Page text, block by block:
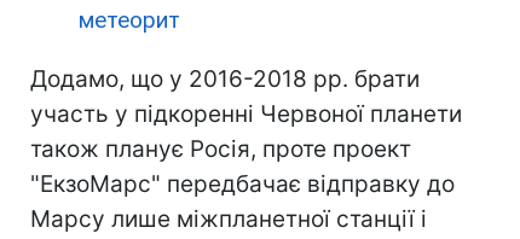
метеорит
Додамо, що у 2016-2018 рр. брати
участь у підкоренні Червоної планети
також планує Росія, проте проект
"ЕкзоМарс" передбачає відправку до
Марсу лише міжпланетної станції і